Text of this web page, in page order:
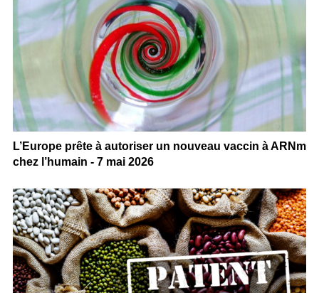
L’Europe prête à autoriser un nouveau vaccin à ARNm
chez l’humain - 7 mai 2026